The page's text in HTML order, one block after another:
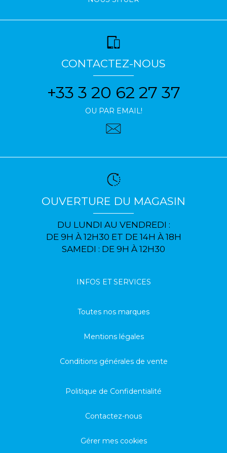
CONTACTEZ-NOUS
+33 3 20 62 27 37
OU PAR EMAIL!
OUVERTURE DU MAGASIN
DU LUNDI AU VENDREDI :
DE 9H À 12H30 ET DE 14H À 18H
SAMEDI : DE 9H À 12H30
INFOS ET SERVICES
Toutes nos marques
Mentions légales
Conditions générales de vente
Politique de Confidentialité
Contactez-nous
Gérer mes cookies